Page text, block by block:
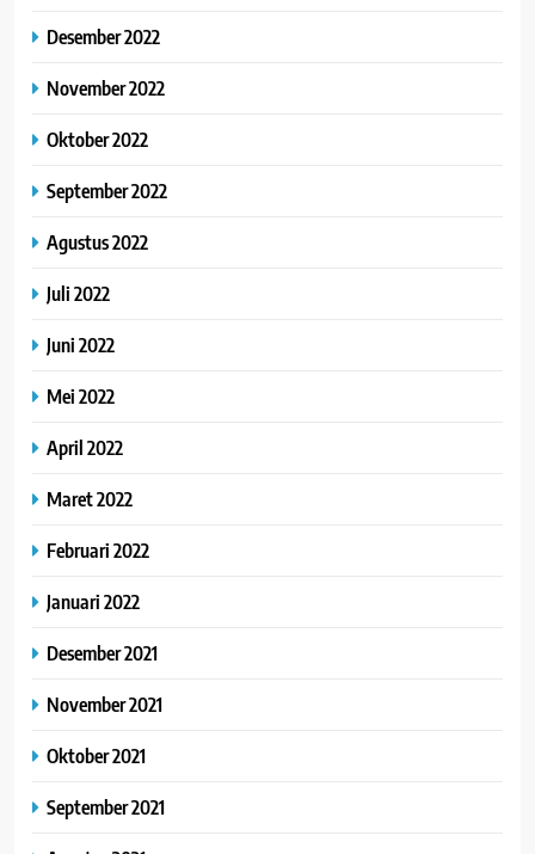
Desember 2022
November 2022
Oktober 2022
September 2022
Agustus 2022
Juli 2022
Juni 2022
Mei 2022
April 2022
Maret 2022
Februari 2022
Januari 2022
Desember 2021
November 2021
Oktober 2021
September 2021